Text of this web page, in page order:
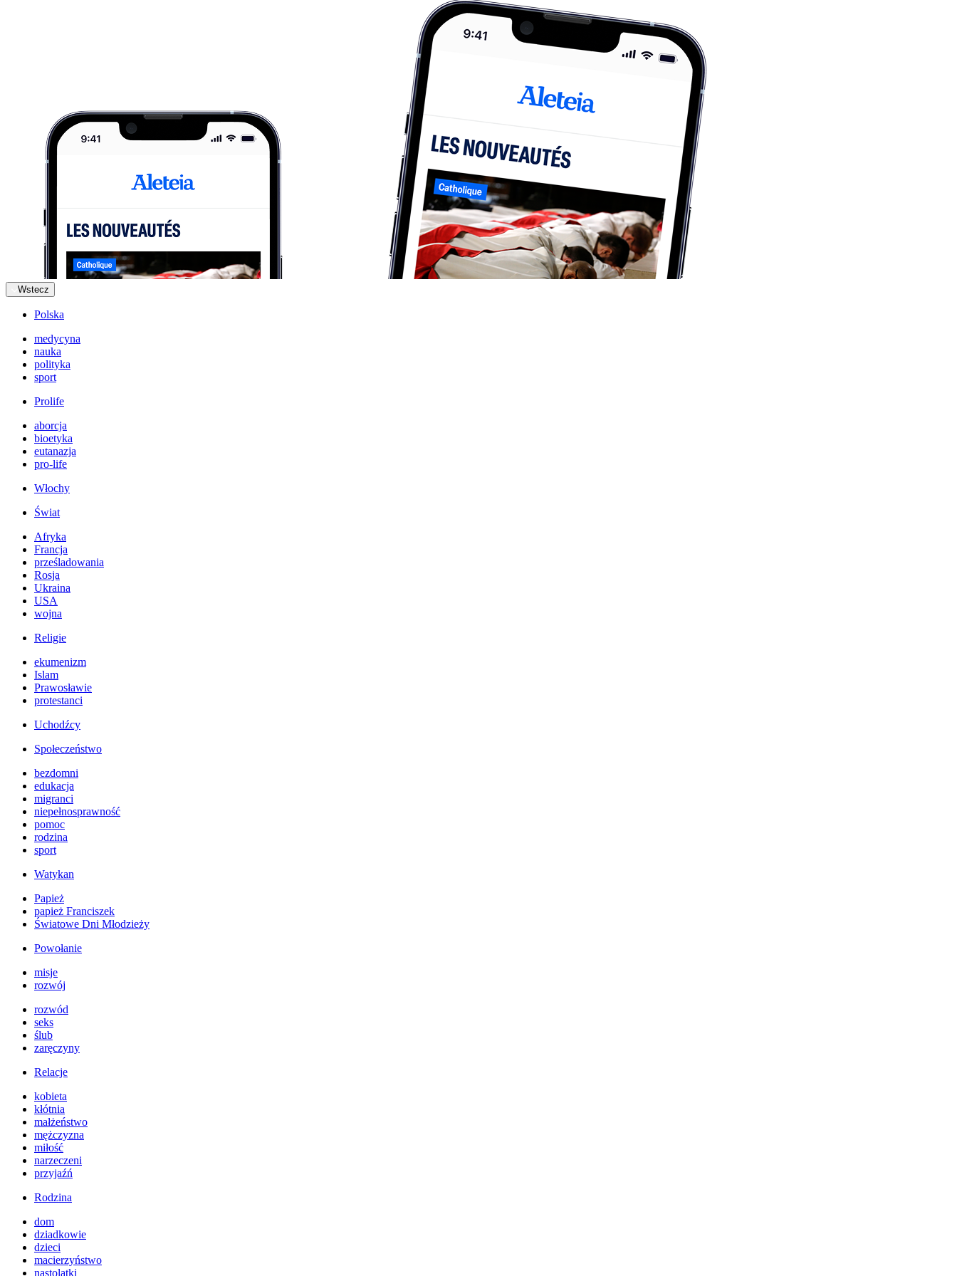
Wstecz
Polska
medycyna
nauka
polityka
sport
Prolife
aborcja
bioetyka
eutanazja
pro-life
Włochy
Świat
Afryka
Francja
prześladowania
Rosja
Ukraina
USA
wojna
Religie
ekumenizm
Islam
Prawosławie
protestanci
Uchodźcy
Społeczeństwo
bezdomni
edukacja
migranci
niepełnosprawność
pomoc
rodzina
sport
Watykan
Papież
papież Franciszek
Światowe Dni Młodzieży
Powołanie
misje
rozwój
rozwód
seks
ślub
zaręczyny
Relacje
kobieta
kłótnia
małżeństwo
mężczyzna
miłość
narzeczeni
przyjaźń
Rodzina
dom
dziadkowie
dzieci
macierzyństwo
nastolatki